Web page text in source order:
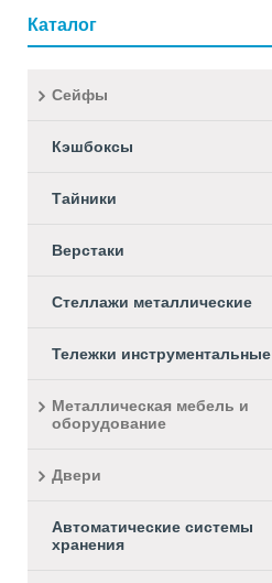
Каталог
Сейфы
Кэшбоксы
Тайники
Верстаки
Стеллажи металлические
Тележки инструментальные
Металлическая мебель и
оборудование
Двери
Автоматические системы
хранения